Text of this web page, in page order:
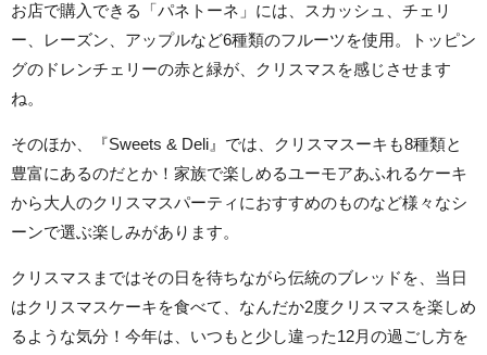
お店で購入できる「パネトーネ」には、スカッシュ、チェリ
ー、レーズン、アップルなど6種類のフルーツを使用。トッピン
グのドレンチェリーの赤と緑が、クリスマスを感じさせます
ね。
そのほか、『Sweets & Deli』では、クリスマスーキも8種類と
豊富にあるのだとか！家族で楽しめるユーモアあふれるケーキ
から大人のクリスマスパーティにおすすめのものなど様々なシ
ーンで選ぶ楽しみがあります。
クリスマスまではその日を待ちながら伝統のブレッドを、当日
はクリスマスケーキを食べて、なんだか2度クリスマスを楽しめ
るような気分！今年は、いつもと少し違った12月の過ごし方を